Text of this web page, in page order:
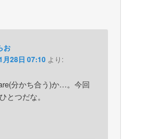
お
月28日 07:10 より:
分かち合う)か…。今回
とつだな。